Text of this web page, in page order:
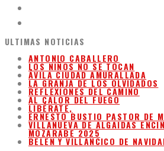
ULTIMAS NOTICIAS
ANTONIO CABALLERO
LOS NIÑOS NO SE TOCAN
ÁVILA CIUDAD AMURALLADA
LA GRANJA DE LOS OLVIDADOS
REFLEXIONES DEL CAMINO
AL CALOR DEL FUEGO
LIBÉRATE,
ERNESTO BUSTIO PASTOR DE
VILLANUEVA DE ALGAIDAS
MOZARABE 2025
BELEN Y VILLANCICO DE